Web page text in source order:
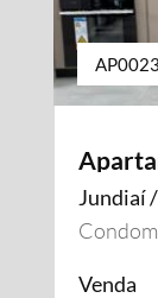
AP0023
Jundiaí
Venda